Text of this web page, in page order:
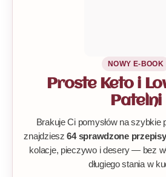
NOWY E-BOOK
Proste Keto i
Patelni
Brakuje Ci pomysłów na szybkie
znajdziesz64 sprawdzone przepisy
kolacje, pieczywo i desery — bez
długiego stania w